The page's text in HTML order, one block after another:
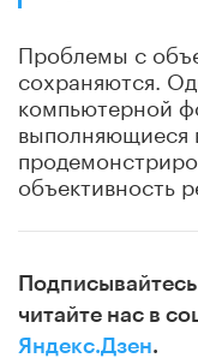
Проблемы с
сохраняются.
компьютерной
выполняющиеся
объективность
читайте нас в
Яндекс.Дзен.